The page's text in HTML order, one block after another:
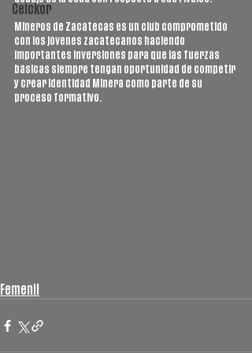
Ceickor
Mineros de Zacatecas es un club comprometido
con los jóvenes zacatecanos haciendo
importantes inversiones para que las fuerzas
básicas siempre tengan oportunidad de competir
y crear identidad Minera como parte de su
proceso formativo.
Femenil